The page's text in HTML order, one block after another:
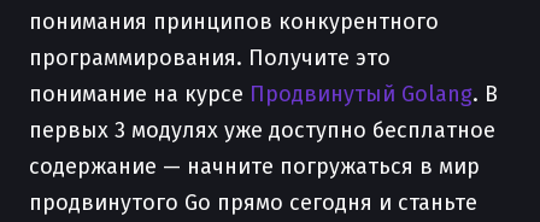
понимания принципов конкурентного
программирования. Получите это
понимание на курсе Продвинутый Golang. В
первых 3 модулях уже доступно бесплатное
содержание — начните погружаться в мир
продвинутого Go прямо сегодня и станьте